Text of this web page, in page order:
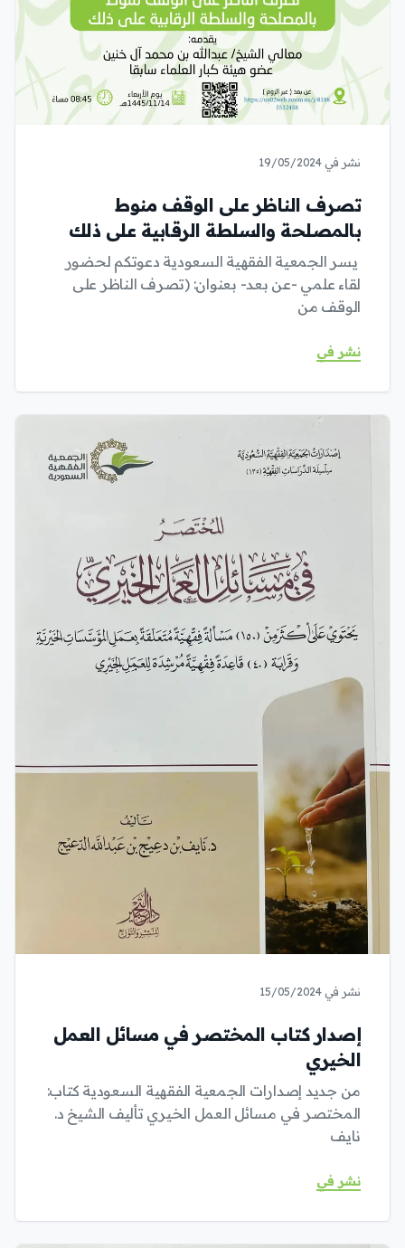
نشر في 19/05/2024
تصرف الناظر على الوقف منوط
بالمصلحة والسلطة الرقابية على ذلك
يسر الجمعية الفقهية السعودية دعوتكم لحضور
لقاء علمي -عن بعد- بعنوان: (تصرف الناظر على
الوقف من
نشر في
نشر في 15/05/2024
إصدار كتاب المختصر في مسائل العمل
الخيري
من جديد إصدارات الجمعية الفقهية السعودية كتاب:
المختصر في مسائل العمل الخيري تأليف الشيخ د.
نايف
نشر في